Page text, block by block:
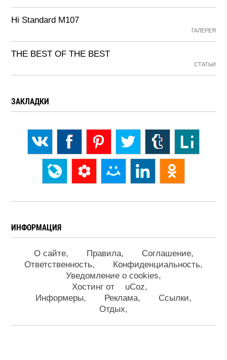
Hi Standard M107
ГАЛЕРЕЯ
THE BEST OF THE BEST
СТАТЬИ
ЗАКЛАДКИ
ИНФОРМАЦИЯ
О сайте Правила
Соглашение
Ответственность
Конфиденциальность
Уведомление о cookies
Хостинг от
uCoz
Информеры
Реклама
Ссылки
Отдых